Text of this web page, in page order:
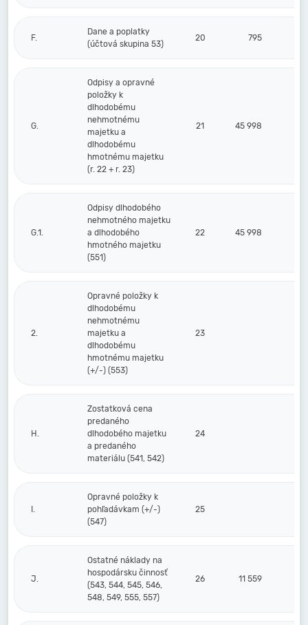
F.
Dane a poplatky
(účtová skupina 53)
20 795
G.
Odpisy a opravné
položky k
dlhodobému
nehmotnému
majetku a
dlhodobému
hmotnému majetku
(r. 22 + r. 23)
21 45 998
G.1.
Odpisy dlhodobého
nehmotného majetku
a dlhodobého
hmotného majetku
(551)
22 45 998
2.
Opravné položky k
dlhodobému
nehmotnému
majetku a
dlhodobému
hmotnému majetku
(+/-) (553)
23
H.
Zostatková cena
predaného
dlhodobého majetku
a predaného
materiálu (541, 542)
24
I.
Opravné položky k
pohľadávkam (+/-)
(547)
25
J.
Ostatné náklady na
hospodársku činnosť
(543, 544, 545, 546,
548, 549, 555, 557)
26 11 559